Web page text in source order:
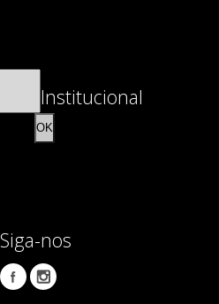
OK
Institucional
Siga-nos